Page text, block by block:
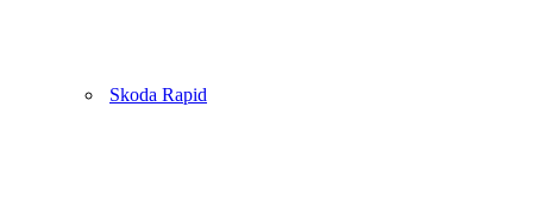
Skoda Rapid